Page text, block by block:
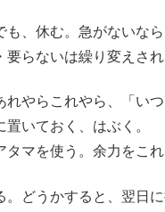
、休む。急がないなら
らないは繰り変えさ
やらこれやら、「い
いておく、はぶく。
マを使う。余力をこれ
どうかすると、翌日に